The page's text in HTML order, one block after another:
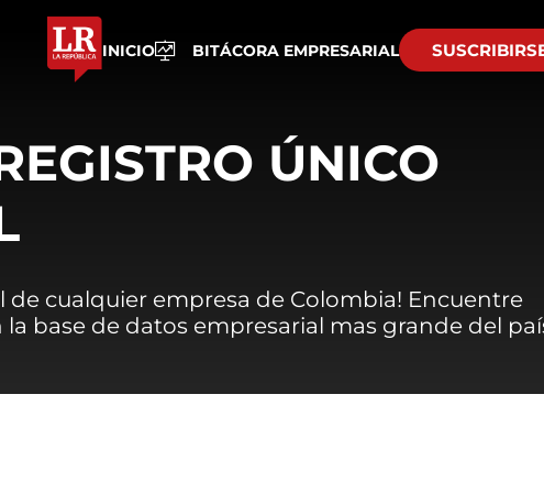
INICIO BITÁCORA EMPRESARIAL
ÚNICO
de cualquier empresa de Colombia! Encuentre
la base de datos empresarial mas grande del